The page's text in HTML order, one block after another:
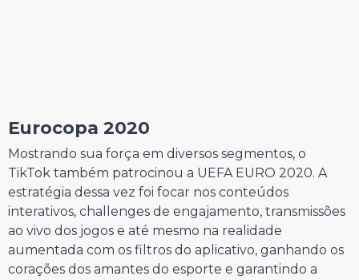
Eurocopa 2020
Mostrando sua força em diversos segmentos, o
TikTok também patrocinou a UEFA EURO 2020. A
estratégia dessa vez foi focar nos conteúdos
interativos, challenges de engajamento, transmissões
ao vivo dos jogos e até mesmo na realidade
aumentada com os filtros do aplicativo, ganhando os
corações dos amantes do esporte e garantindo a